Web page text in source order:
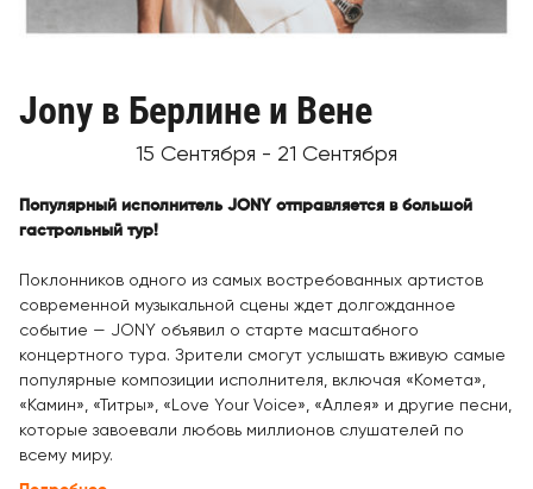
Jony в Берлине и Вене
15 Сентября - 21 Сентября
Популярный исполнитель JONY отправляется в большой
гастрольный тур!
Поклонников одного из самых востребованных артистов
современной музыкальной сцены ждет долгожданное
событие — JONY объявил о старте масштабного
концертного тура. Зрители смогут услышать вживую самые
популярные композиции исполнителя, включая «Комета»,
«Камин», «Титры», «Love Your Voice», «Аллея» и другие песни,
которые завоевали любовь миллионов слушателей по
всему миру.